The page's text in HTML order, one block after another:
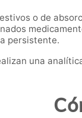
o de
persistente.
una